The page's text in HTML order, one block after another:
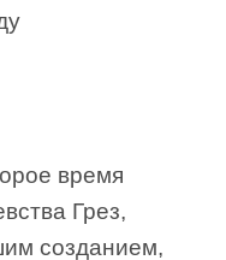
время
Грез,
созданием,